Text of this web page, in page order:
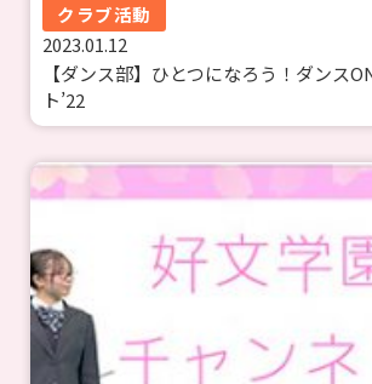
クラブ活動
2023.01.12
【ダンス部】ひとつになろう！ダンス
ト’22